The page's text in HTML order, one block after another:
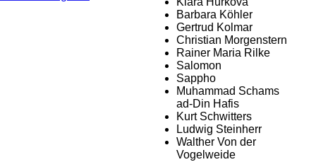
Barbara Köhler
Gertrud Kolmar
Christian Morgenstern
Rainer Maria Rilke
Salomon
Sappho
Muhammad Schams
ad-Din Hafis
Kurt Schwitters
Ludwig Steinherr
Walther Von der
Vogelweide